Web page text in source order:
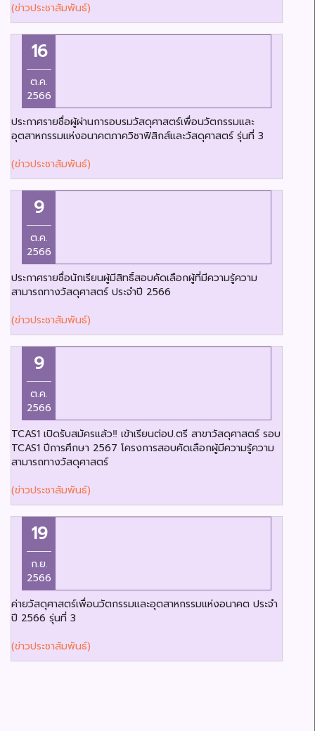
(ข่าวประชาสัมพันธ์)
16
ต.ค.
2566
ประกาศรายชื่อผู้ผ่านการอบรมวัสดุศาสตร์เพื่อนวัตกรรมและ
อุตสาหกรรมแห่งอนาคตภาควิชาฟิสิกส์และวัสดุศาสตร์ รุ่นที่ 3
(ข่าวประชาสัมพันธ์)
9
ต.ค.
2566
ประกาศรายชื่อนักเรียนผู้มีสิทธิ์สอบคัดเลือกผู้ที่มีความรู้ความ
สามารถทางวัสดุศาสตร์ ประจำปี 2566
(ข่าวประชาสัมพันธ์)
9
ต.ค.
2566
TCAS1 เปิดรับสมัครแล้ว‼️ เข้าเรียนต่อป.ตรี สาขาวัสดุศาสตร์ รอบ
TCAS1 ปีการศึกษา 2567 โครงการสอบคัดเลือกผู้มีความรู้ความ
สามารถทางวัสดุศาสตร์
(ข่าวประชาสัมพันธ์)
19
ก.ย.
2566
ค่ายวัสดุศาสตร์เพื่อนวัตกรรมและอุตสาหกรรมแห่งอนาคต ประจำ
ปี 2566 รุ่นที่ 3
(ข่าวประชาสัมพันธ์)